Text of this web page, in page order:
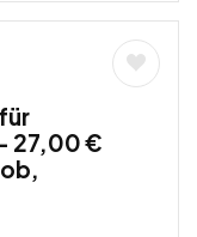
27,00 €